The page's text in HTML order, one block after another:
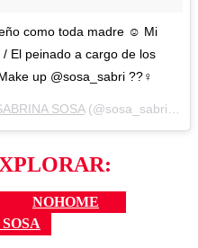
como toda madre ☺️ Mi
El peinado a cargo de los
up @sosa_sabri ??‍♀️
SOSA(@sosa_sabri) el
NOHOME